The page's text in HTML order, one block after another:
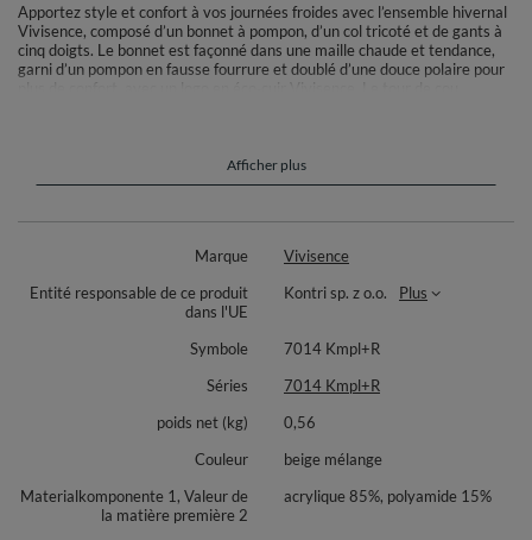
Apportez style et confort à vos journées froides avec l’ensemble hivernal
Vivisence, composé d’un bonnet à pompon, d’un col tricoté et de gants à
cinq doigts. Le bonnet est façonné dans une maille chaude et tendance,
garni d’un pompon en fausse fourrure et doublé d’une douce polaire pour
9 cm de largeur. Composition : 85 % acrylique, 15 % polyamide.
l’hiver.
Afficher plus
Marque
Vivisence
Entité responsable de ce produit
dans l'UE
Kontri sp. z o.o. Plus
Symbole
7014 Kmpl+R
Séries
7014 Kmpl+R
poids net (kg)
0,56
Couleur
beige mélange
Materialkomponente 1, Valeur de
la matière première 2
acrylique 85%, polyamide 15%